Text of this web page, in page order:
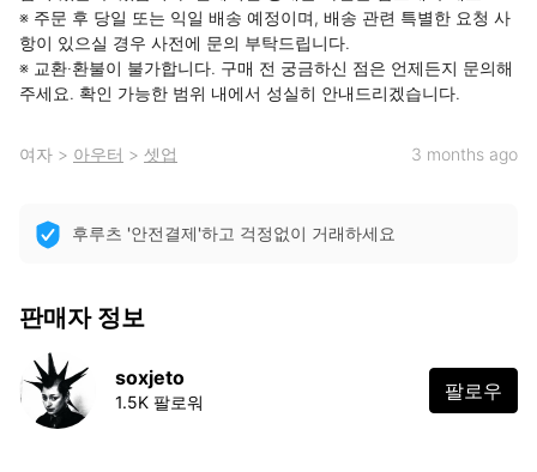
※ 주문 후 당일 또는 익일 배송 예정이며, 배송 관련 특별한 요청 사
항이 있으실 경우 사전에 문의 부탁드립니다.
※ 교환·환불이 불가합니다. 구매 전 궁금하신 점은 언제든지 문의해
주세요. 확인 가능한 범위 내에서 성실히 안내드리겠습니다.
여자 > 아우터 > 셋업 3 months ago
후루츠 '안전결제'하고 걱정없이 거래하세요
판매자 정보
soxjeto
1.5K 팔로워 팔로우